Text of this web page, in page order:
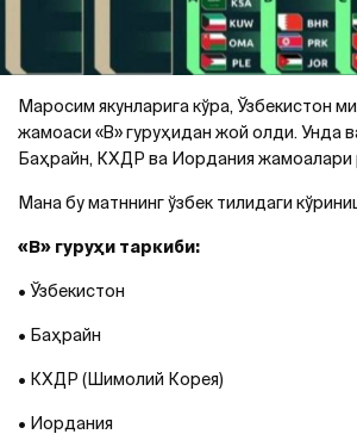
Маросим якунларига кўра, Ўзбекистон
жамоаси «B» гуруҳидан жой олди. Унда
Баҳрайн, КХДР ва Иордания жамоалари
Мана бу матннинг ўзбек тилидаги
«B» гуруҳи таркиби:
• Ўзбекистон
• Баҳрайн
• КХДР (Шимолий Корея)
• Иордания